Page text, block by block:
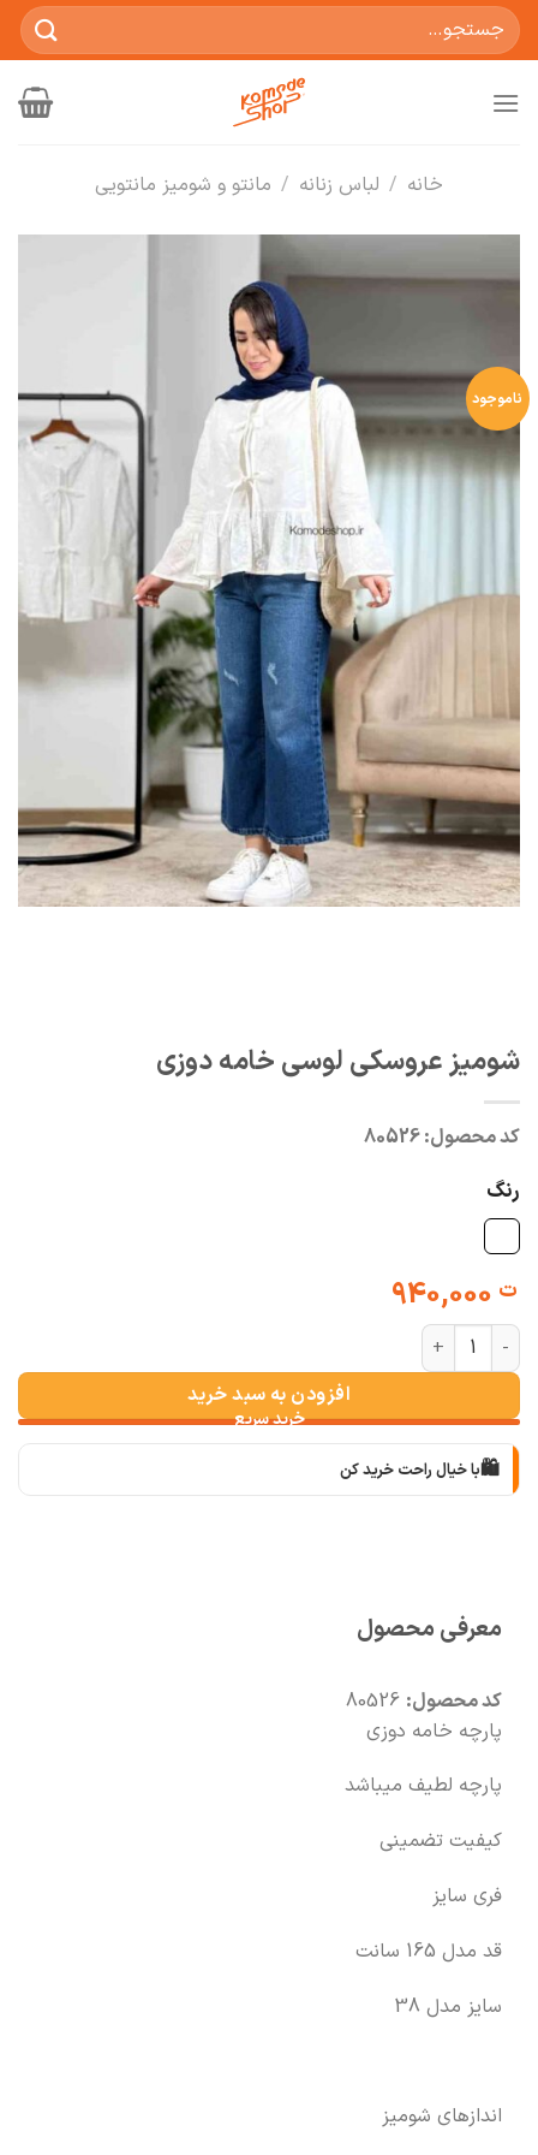
جستجو
برای:
خانه / لباس زنانه / مانتو و شومیز مانتویی
ناموجود
شومیز عروسكی لوسی خامه دوزی
کد محصول:80526
رنگ
ت940,000
شومیز عروسكی لوسی خامه دوزی عدد
افزودن به سبد خرید
🛍️با خیال راحت خرید کن
🧡بعد از خرید هم کنارتیم
معرفی محصول
کد محصول: 80526
پارچه خامه دوزی
پارچه لطیف میباشد
کیفیت تضمینی
فری سایز
قد مدل 165 سانت
سایز مدل 38
اندازهای شومیز